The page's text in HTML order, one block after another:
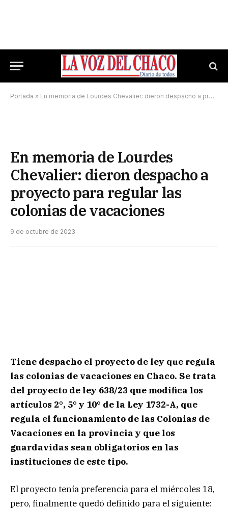
Portada » En memoria de Lourdes Chevalier: dieron despacho a proyecto para regular las colonias de vacaciones
En memoria de Lourdes
Chevalier: dieron despacho a
proyecto para regular las
colonias de vacaciones
9 de octubre de 2023
Tiene despacho el proyecto de ley que regula
las colonias de vacaciones en Chaco. Se trata
del proyecto de ley 638/23 que modifica los
artículos 2°, 5° y 10° de la Ley 1732-A, que
regula el funcionamiento de las Colonias de
Vacaciones en la provincia y que los
guardavidas sean obligatorios en las
instituciones de este tipo.
El proyecto tenía preferencia para el miércoles 18,
pero, finalmente quedó definido para el siguiente: